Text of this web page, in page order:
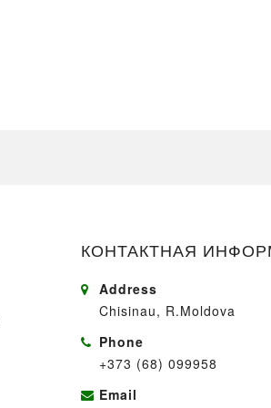
КОНТАКТНАЯ
Address
Chisinau, R.Moldova
Phone
+373 (68) 099958
Email